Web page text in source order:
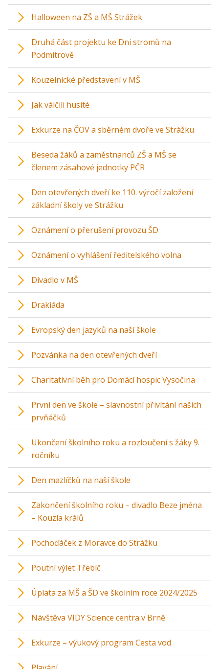
Halloween na ZŠ a MŠ Strážek
Druhá část projektu ke Dni stromů na
Podmitrově
Kouzelnické představení v MŠ
Jak válčili husité
Exkurze na ČOV a sběrném dvoře ve Strážku
Beseda žáků a zaměstnanců ZŠ a MŠ se
členem zásahové jednotky PČR
Den otevřených dveří ke 110. výročí založení
základní školy ve Strážku
Oznámení o přerušení provozu ŠD
Oznámení o vyhlášení ředitelského volna
Divadlo v MŠ
Drakiáda
Evropský den jazyků na naší škole
Pozvánka na den otevřených dveří
Charitativní běh pro Domácí hospic Vysočina
První den ve škole – slavnostní přivítání našich
prvňáčků
Ukončení školního roku a rozloučení s žáky 9.
ročníku
Den mazlíčků na naší škole
Zakončení školního roku – divadlo Beze jména
– Kouzla králů
Pochoďáček z Moravce do Strážku
Poutní výlet Třebíč
Úplata za MŠ a ŠD ve školním roce 2024/2025
Návštěva VIDY Science centra v Brně
Exkurze – výukový program Cesta vod